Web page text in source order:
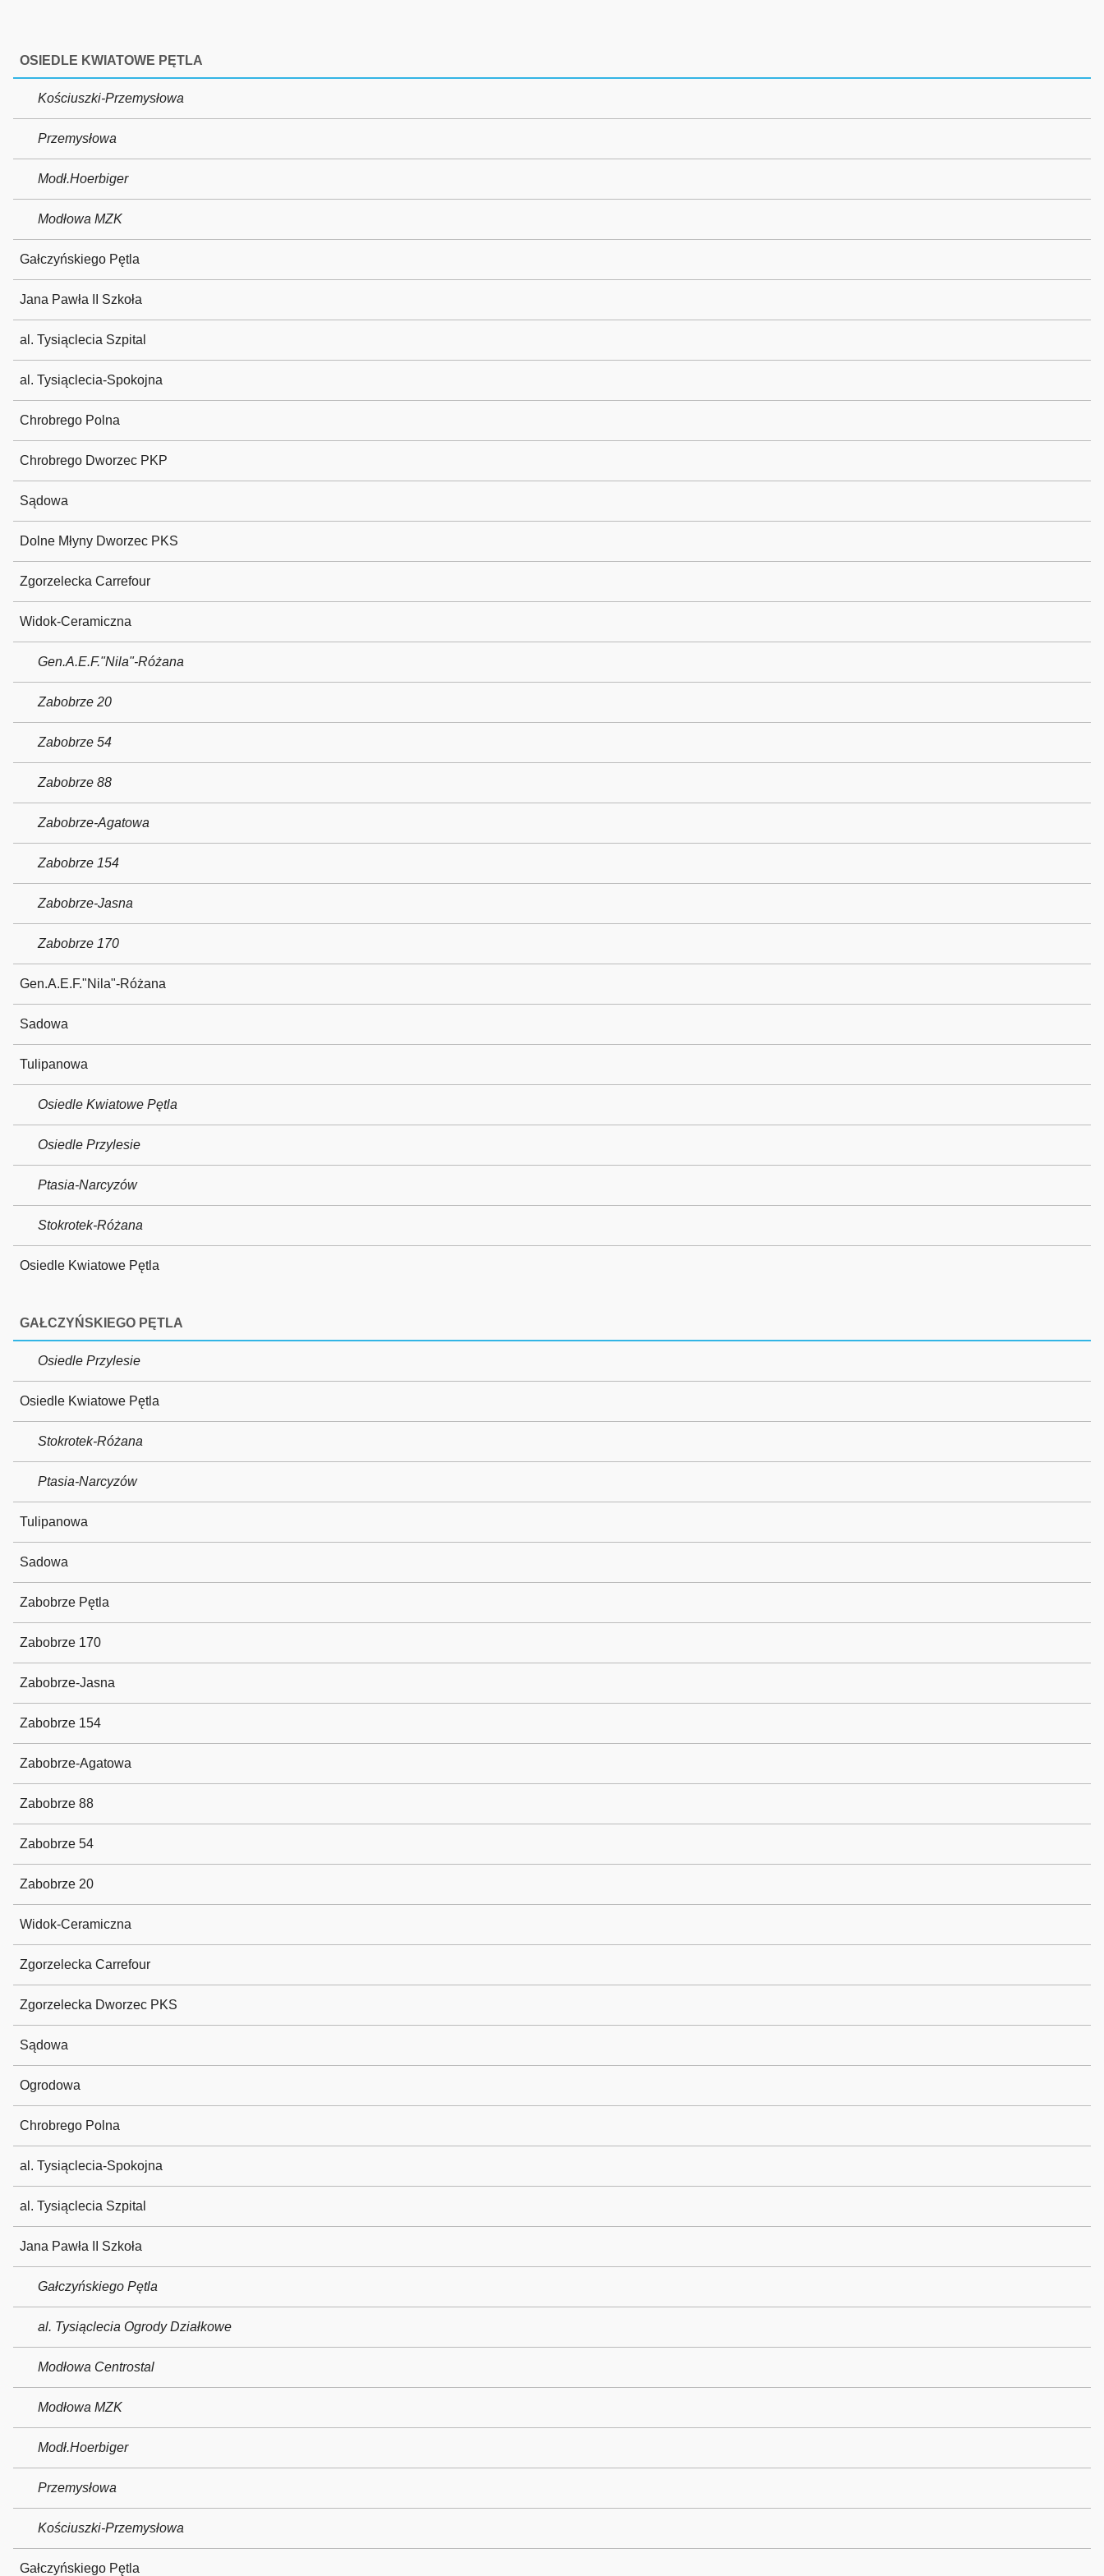
OSIEDLE KWIATOWE PĘTLA
Kościuszki-Przemysłowa
Przemysłowa
Modł.Hoerbiger
Modłowa MZK
Gałczyńskiego Pętla
Jana Pawła II Szkoła
al. Tysiąclecia Szpital
al. Tysiąclecia-Spokojna
Chrobrego Polna
Chrobrego Dworzec PKP
Sądowa
Dolne Młyny Dworzec PKS
Zgorzelecka Carrefour
Widok-Ceramiczna
Gen.A.E.F."Nila"-Różana
Zabobrze 20
Zabobrze 54
Zabobrze 88
Zabobrze-Agatowa
Zabobrze 154
Zabobrze-Jasna
Zabobrze 170
Gen.A.E.F."Nila"-Różana
Sadowa
Tulipanowa
Osiedle Kwiatowe Pętla
Osiedle Przylesie
Ptasia-Narcyzów
Stokrotek-Różana
Osiedle Kwiatowe Pętla
GAŁCZYŃSKIEGO PĘTLA
Osiedle Przylesie
Osiedle Kwiatowe Pętla
Stokrotek-Różana
Ptasia-Narcyzów
Tulipanowa
Sadowa
Zabobrze Pętla
Zabobrze 170
Zabobrze-Jasna
Zabobrze 154
Zabobrze-Agatowa
Zabobrze 88
Zabobrze 54
Zabobrze 20
Widok-Ceramiczna
Zgorzelecka Carrefour
Zgorzelecka Dworzec PKS
Sądowa
Ogrodowa
Chrobrego Polna
al. Tysiąclecia-Spokojna
al. Tysiąclecia Szpital
Jana Pawła II Szkoła
Gałczyńskiego Pętla
al. Tysiąclecia Ogrody Działkowe
Modłowa Centrostal
Modłowa MZK
Modł.Hoerbiger
Przemysłowa
Kościuszki-Przemysłowa
Gałczyńskiego Pętla